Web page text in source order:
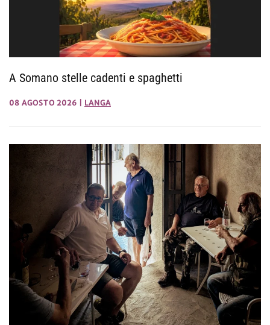
A Somano stelle cadenti e spaghetti
08 AGOSTO 2026 LANGA